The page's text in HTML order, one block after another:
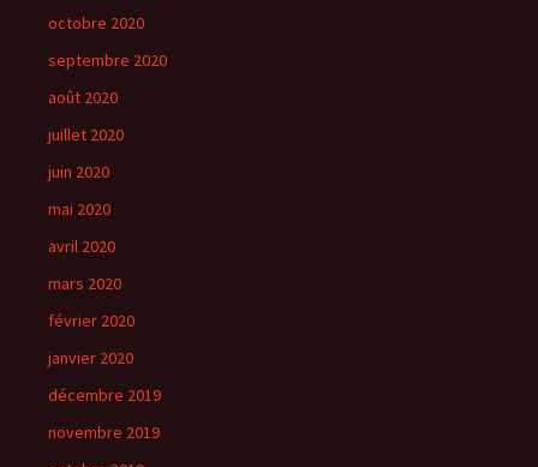
octobre 2020
septembre 2020
août 2020
juillet 2020
juin 2020
mai 2020
avril 2020
mars 2020
février 2020
janvier 2020
décembre 2019
novembre 2019